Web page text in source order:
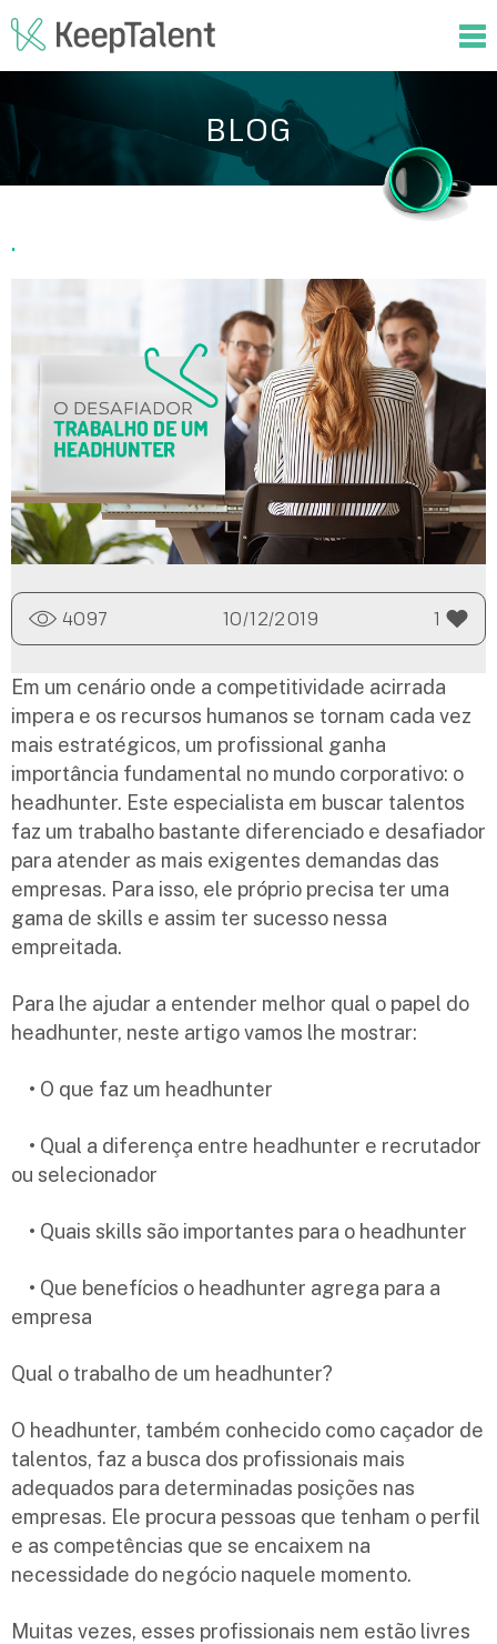
BLOG
.
4097 10/12/2019 1
Em um cenário onde a competitividade acirrada
impera e os recursos humanos se tornam cada vez
mais estratégicos, um profissional ganha
importância fundamental no mundo corporativo: o
headhunter. Este especialista em buscar talentos
faz um trabalho bastante diferenciado e desafiador
para atender as mais exigentes demandas das
empresas. Para isso, ele próprio precisa ter uma
gama de skills e assim ter sucesso nessa
empreitada.
Para lhe ajudar a entender melhor qual o papel do
headhunter, neste artigo vamos lhe mostrar:
• O que faz um headhunter
• Qual a diferença entre headhunter e recrutador
ou selecionador
• Quais skills são importantes para o headhunter
• Que benefícios o headhunter agrega para a
empresa
Qual o trabalho de um headhunter?
O headhunter, também conhecido como caçador de
talentos, faz a busca dos profissionais mais
adequados para determinadas posições nas
empresas. Ele procura pessoas que tenham o perfil
e as competências que se encaixem na
necessidade do negócio naquele momento.
Muitas vezes, esses profissionais nem estão livres